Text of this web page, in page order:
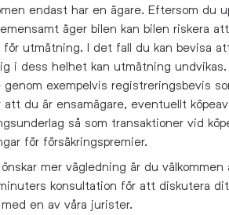
endast har en ägare. Eftersom du
äger bilen kan bilen riskera
för utmätning. I det fall du kan bevisa
i dess helhet kan utmätning
genom exempelvis registreringsbevis
att du är ensamägare, eventuellt
så som transaktioner vid
för försäkringspremier.
mer vägledning är du välkommen
konsultation för att diskutera
en av våra jurister.